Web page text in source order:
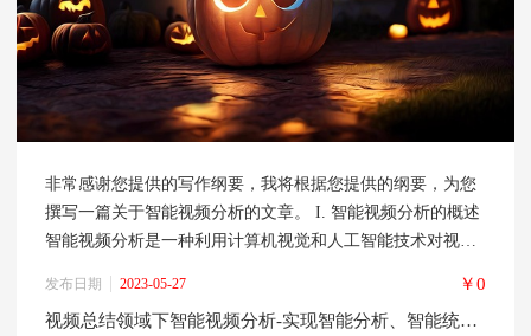
非常感谢您提供的写作纲要，我将根据您提供的纲要，为您
撰写一篇关于智能视频分析的文章。 I. 智能视频分析的概述
智能视频分析是一种利用计算机视觉和人工智能技术对视频
物体等，并对其进行分类、跟踪、统计等操作。智能视频分
析的作用非常广泛，可以应用于视频监控、智慧城市、智能
发布日期 2023-05-27
￥0
视频总结领域下智能视频分析-实现智能分析、智能统计等功能